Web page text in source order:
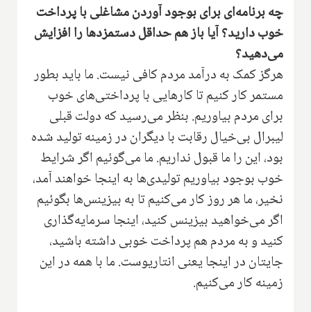
چه برنامه‌ای برای بوجود آوردن مشاغلی با پرداخت
خوب دارید؟ آیا باز هم حداقل دستمزدها را افزایش
می‌دهید؟
هرگز کمک به درآمد مردم کافی نیست. ما باید بطور
مستمر کار کنیم تا کارهایی با پرداختی‌های خوب
برای مردم بیاوریم. بنظر می‌رسید که دولت قبلی
لیبرال بی‌خیال رقابت با دیگران در زمینه تولید شده
بود، این را ما قبول نداریم. ما می‌گوئیم اگر شرایط
خوب بوجود بیاوریم تولیدی‌ها به اینجا خواهند آمد،
نخیر، ما هر روز کار می‌کنیم تا به بیزینس‌ها بگوئیم
اگر می‌خواهید بیزینس کنید، اینجا سرمایه‌گذاری
کنید و به مردم هم پرداخت خوبی داشته باشید،
جایتان در اینجا یعنی انتاریوست. ما با همه در این
زمینه کار می‌کنیم.